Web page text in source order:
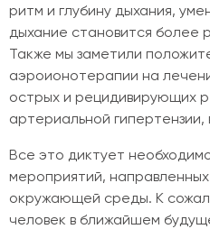
ритм и глубину дыхания,
дыхание становится более
Также мы заметили
аэроионотерапии на
острых и рецидивирующих
артериальной
Все это диктует
мероприятий,
окружающей среды. К
человек в ближайшем